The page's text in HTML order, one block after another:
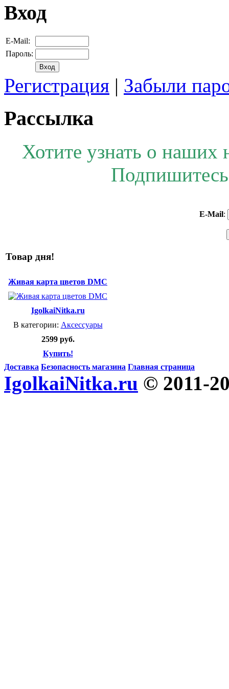
Вход
E-Mail:
Пароль:
Регистрация | Забыли
Рассылка
Хотите узнать о наших
E-Mail:
Товар дня!
Живая карта цветов DMC
IgolkaiNitka.ru
В категории: Аксессуары
2599 руб.
Купить!
Доставка Безопасность магазина Главная страница
IgolkaiNitka.ru © 2011-